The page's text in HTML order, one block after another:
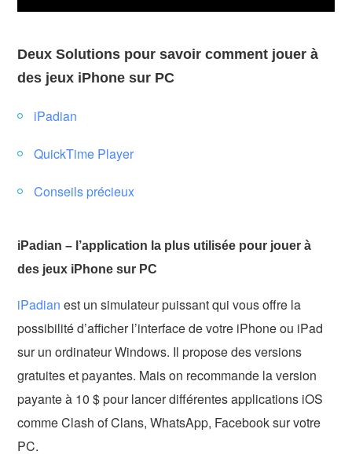
Deux Solutions pour savoir comment jouer à
des jeux iPhone sur PC
iPadian
QuickTime Player
Conseils précieux
iPadian – l’application la plus utilisée pour jouer à
des jeux iPhone sur PC
iPadian est un simulateur puissant qui vous offre la
possibilité d’afficher l’interface de votre iPhone ou iPad
sur un ordinateur Windows. Il propose des versions
gratuites et payantes. Mais on recommande la version
payante à 10 $ pour lancer différentes applications iOS
comme Clash of Clans, WhatsApp, Facebook sur votre
PC.